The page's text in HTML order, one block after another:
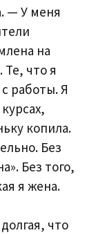
— У меня
на
что я
работы. Я
копила.
Без
Без того,
я жена.
что